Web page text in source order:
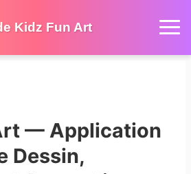
Kidz Fun Art
— Application
Dessin,